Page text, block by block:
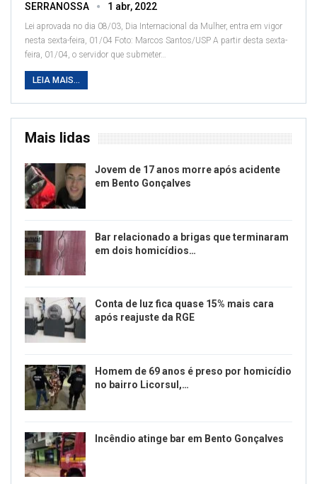
SERRANOSSA 1 abr, 2022
Lei aprovada no dia 08/03, Dia Internacional da Mulher, entra em vigor
nesta sexta-feira, 01/04 Foto: Marcos Santos/USP A partir desta sexta-
feira, 01/04, o servidor que submeter…
LEIA MAIS...
Mais lidas
Jovem de 17 anos morre após acidente
em Bento Gonçalves
Bar relacionado a brigas que terminaram
em dois homicídios…
Conta de luz fica quase 15% mais cara
após reajuste da RGE
Homem de 69 anos é preso por homicídio
no bairro Licorsul,…
Incêndio atinge bar em Bento Gonçalves